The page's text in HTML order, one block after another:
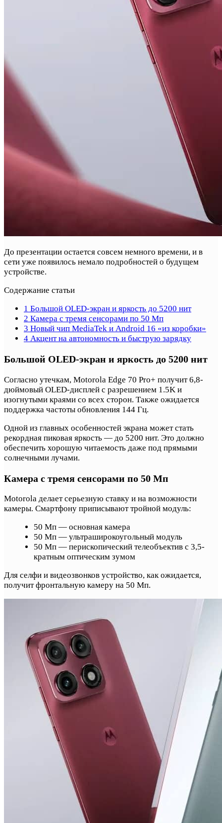
До презентации остается совсем немного времени, и в
сети уже появилось немало подробностей о будущем
устройстве.
Содержание статьи
1 Большой OLED-экран и яркость до 5200 нит
2 Камера с тремя сенсорами по 50 Мп
3 Новый чип MediaTek и Android 16 «из коробки»
4 Акцент на автономность и быструю зарядку
Большой OLED-экран и яркость до 5200 нит
Согласно утечкам, Motorola Edge 70 Pro+ получит 6,8-
дюймовый OLED-дисплей с разрешением 1.5K и
изогнутыми краями со всех сторон. Также ожидается
поддержка частоты обновления 144 Гц.
Одной из главных особенностей экрана может стать
рекордная пиковая яркость — до 5200 нит. Это должно
обеспечить хорошую читаемость даже под прямыми
солнечными лучами.
Камера с тремя сенсорами по 50 Мп
Motorola делает серьезную ставку и на возможности
камеры. Смартфону приписывают тройной модуль:
50 Мп — основная камера
50 Мп — ультраширокоугольный модуль
50 Мп — перископический телеобъектив с 3,5-
кратным оптическим зумом
Для селфи и видеозвонков устройство, как ожидается,
получит фронтальную камеру на 50 Мп.